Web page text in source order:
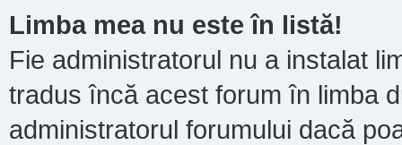
Limba mea nu este în listă!
Fie administratorul nu a instalat
tradus încă acest forum în limba
administratorul forumului dacă